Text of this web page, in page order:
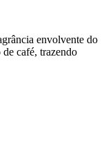
envolvente do
café, trazendo